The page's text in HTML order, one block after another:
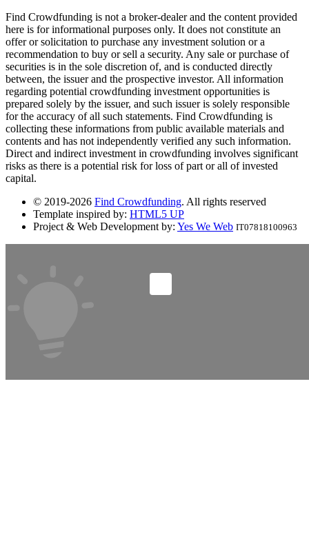
Find Crowdfunding is not a broker-dealer and the content provided
here is for informational purposes only. It does not constitute an
offer or solicitation to purchase any investment solution or a
recommendation to buy or sell a security. Any sale or purchase of
securities is in the sole discretion of, and is conducted directly
between, the issuer and the prospective investor. All information
regarding potential crowdfunding investment opportunities is
prepared solely by the issuer, and such issuer is solely responsible
for the accuracy of all such statements. Find Crowdfunding is
collecting these informations from public available materials and
contents and has not independently verified any such information.
Direct and indirect investment in crowdfunding involves significant
risks as there is a potential risk for loss of part or all of invested
capital.
© 2019-2026 Find Crowdfunding. All rights reserved
Template inspired by: HTML5 UP
Project & Web Development by: Yes We Web IT07818100963